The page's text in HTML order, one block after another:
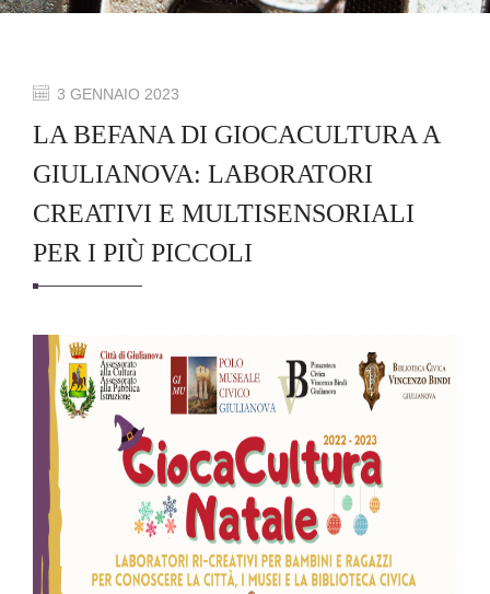
3 GENNAIO 2023
LA BEFANA DI GIOCACULTURA A
GIULIANOVA: LABORATORI
CREATIVI E MULTISENSORIALI
PER I PIÙ PICCOLI